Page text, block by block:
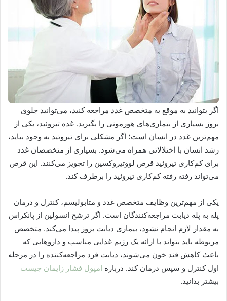
اگر بتوانید به موقع به متخصص غدد مراجعه کنید، می‌توانید جلوی
بروز بسیاری از بیماری‌های هورمونی را بگیرید. غده تیروئید، یکی از
مهم‌ترین غدد در انسان است؛ اگر مشکلی برای تیروئید به وجود بیاید،
رشد انسان با اختلالاتی همراه می‌شود. بسیاری از متخصصان غدد
برای کم‌کاری تیروئید قرص لووتیروکسین را تجویز می‌کنند. این قرص
می‌تواند رفته رفته کم‌کاری تیروئید را برطرف کند.
یکی از مهم‌ترین وظایف متخصص غدد و متابولیسم، کنترل و درمان
پله به پله دیابت مراجعه‌کنندگان است. اگر ترشح انسولین از پانکراس
به مقدار لازم انجام نشود، بیماری دیابت بروز پیدا می‌کند. متخصص
مربوطه باید بتواند با ارائه یک رژیم غذایی مناسب و داروهایی که
باعث کاهش قند خون می‌شوند، دیابت فرد مراجعه‌کننده را در مرحله
اول کنترل و سپس درمان کند. درباره امپول فشار زایمان چیست
بیشتر بدانید.